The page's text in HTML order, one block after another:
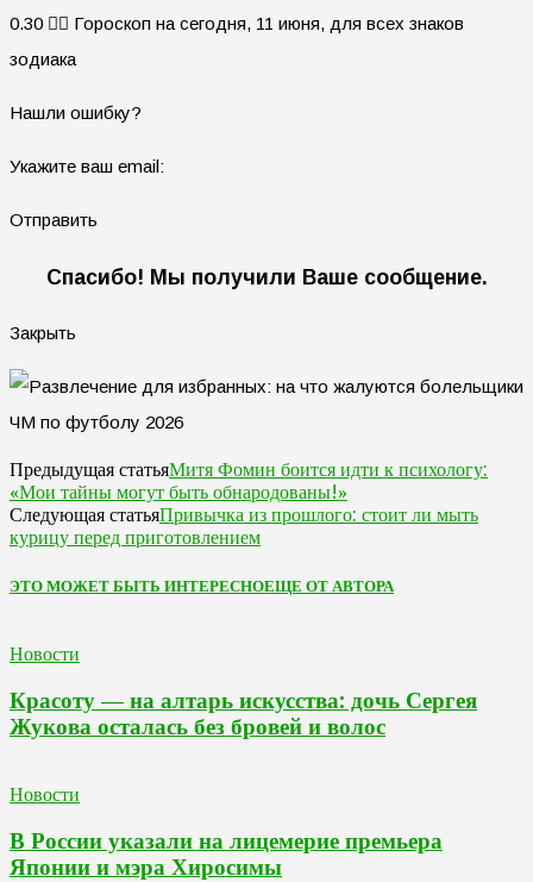
0.30 🧙‍♀ Гороскоп на сегодня, 11 июня, для всех знаков
зодиака
Нашли ошибку?
Укажите ваш email:
Отправить
Спасибо! Мы получили Ваше сообщение.
Закрыть
Предыдущая статьяМитя Фомин боится идти к психологу:
«Мои тайны могут быть обнародованы!»
Следующая статьяПривычка из прошлого: стоит ли мыть
курицу перед приготовлением
ЭТО МОЖЕТ БЫТЬ ИНТЕРЕСНОЕЩЕ ОТ АВТОРА
Новости
Красоту — на алтарь искусства: дочь Сергея
Жукова осталась без бровей и волос
Новости
В России указали на лицемерие премьера
Японии и мэра Хиросимы